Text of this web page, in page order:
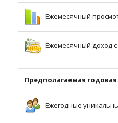
Ежемесячный
Ежемесячный доход
Предполагаемая
Ежегодные